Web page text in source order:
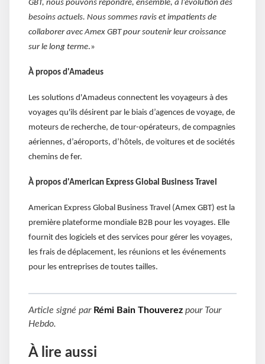
GBT, nous pouvons répondre, ensemble, à l’évolution des
besoins actuels. Nous sommes ravis et impatients de
collaborer avec Amex GBT pour soutenir leur croissance
sur le long terme.»
À propos d'Amadeus
Les solutions d'Amadeus connectent les voyageurs à des
voyages qu'ils désirent par le biais d’agences de voyage, de
moteurs de recherche, de tour-opérateurs, de compagnies
aériennes, d’aéroports, d’hôtels, de voitures et de sociétés
chemins de fer.
À propos d'American Express Global Business Travel
American Express Global Business Travel (Amex GBT) est la
première plateforme mondiale B2B pour les voyages. Elle
fournit des logiciels et des services pour gérer les voyages,
les frais de déplacement, les réunions et les événements
pour les entreprises de toutes tailles.
Article signé par Rémi Bain Thouverez pour Tour
Hebdo.
À lire aussi